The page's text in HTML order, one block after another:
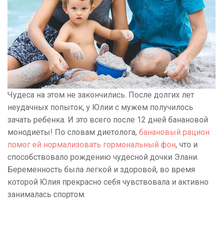
Чудеса на этом не закончились. После долгих лет
неудачных попыток, у Юлии с мужем получилось
зачать ребенка. И это всего после 12 дней банановой
монодиеты! По словам диетолога, банановый рацион
помог ей нормализовать гормональный фон, что и
способствовало рождению чудесной дочки Элани.
Беременность была легкой и здоровой, во время
которой Юлия прекрасно себя чувствовала и активно
занималась спортом.